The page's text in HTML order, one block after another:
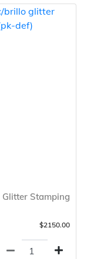
Glitter Stamping
$2150.00